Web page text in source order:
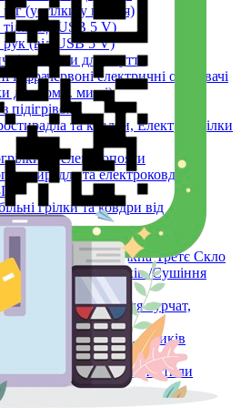
ніг (устілки у взуття)
тіла (від USB 5 V)
рук (від USB 5 V)
сушарки для взуття
інфрачервоні електричні обігрівачі
для комп. миші)
підігрівом
та ковдри, Електро-грілки
та електропояси
та електроковдри
грілки та ковдри від
плівка на вікна Третє Скло
інкубаторів, вуликів /Сушіння
з підігрівом для курчат,
розсади
обігрівач бджіл, вуликів
фруктів, овочів, пастили
та сушіння